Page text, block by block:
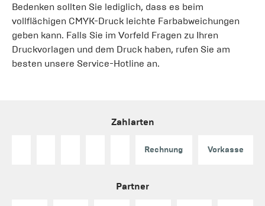
Bedenken sollten Sie lediglich, dass es beim
vollflächigen CMYK-Druck leichte Farbabweichungen
geben kann. Falls Sie im Vorfeld Fragen zu Ihren
Druckvorlagen und dem Druck haben, rufen Sie am
besten unsere Service-Hotline an.
Zahlarten
Rechnung Vorkasse
Partner